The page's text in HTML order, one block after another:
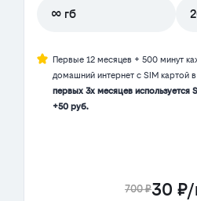
∞ гб
Первые 12 месяцев + 500 минут
домашний интернет с SIM картой
первых 3х месяцев используется
+50 руб.
700 ₽30